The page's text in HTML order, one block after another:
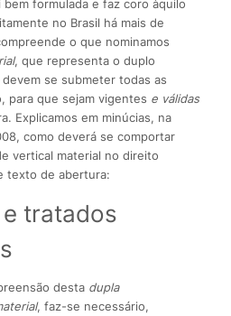
formulada e faz coro àquilo
no Brasil há mais de
o que nominamos
, que representa o duplo
se submeter todas as
para que sejam vigentes e válidas
Explicamos em minúcias, na
como deverá se comportar
vertical material no direito
texto de abertura:
tratados
desta dupla
, faz-se necessário,